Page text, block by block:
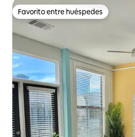
Favorito entre huéspedes
Favorito entre huéspedes